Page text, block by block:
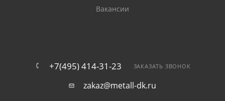
актуальная. По вашему желанию возможна резка
оцинкованных труб
Вакансии
+7(495) 414-31-23 ЗАКАЗАТЬ ЗВОНОК
zakaz@metall-dk.ru